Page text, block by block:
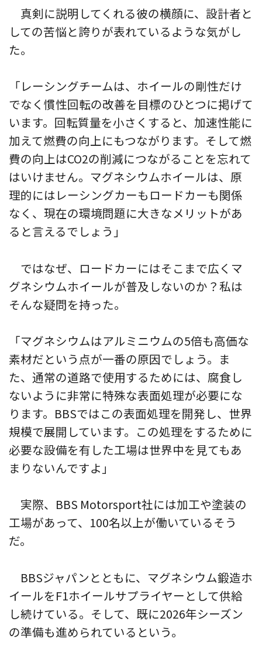
真剣に説明してくれる彼の横顔に、設計者と
しての苦悩と誇りが表れているような気がし
た。
「レーシングチームは、ホイールの剛性だけ
でなく慣性回転の改善を目標のひとつに掲げて
います。回転質量を小さくすると、加速性能に
加えて燃費の向上にもつながります。そして燃
費の向上はCO2の削減につながることを忘れて
はいけません。マグネシウムホイールは、原
理的にはレーシングカーもロードカーも関係
なく、現在の環境問題に大きなメリットがあ
ると言えるでしょう」
ではなぜ、ロードカーにはそこまで広くマ
グネシウムホイールが普及しないのか？私は
そんな疑問を持った。
「マグネシウムはアルミニウムの5倍も高価な
素材だという点が一番の原因でしょう。ま
た、通常の道路で使用するためには、腐食し
ないように非常に特殊な表面処理が必要にな
ります。BBSではこの表面処理を開発し、世界
規模で展開しています。この処理をするために
必要な設備を有した工場は世界中を見てもあ
まりないんですよ」
実際、BBS Motorsport社には加工や塗装の
工場があって、100名以上が働いているそう
だ。
BBSジャパンとともに、マグネシウム鍛造ホ
イールをF1ホイールサプライヤーとして供給
し続けている。そして、既に2026年シーズン
の準備も進められているという。